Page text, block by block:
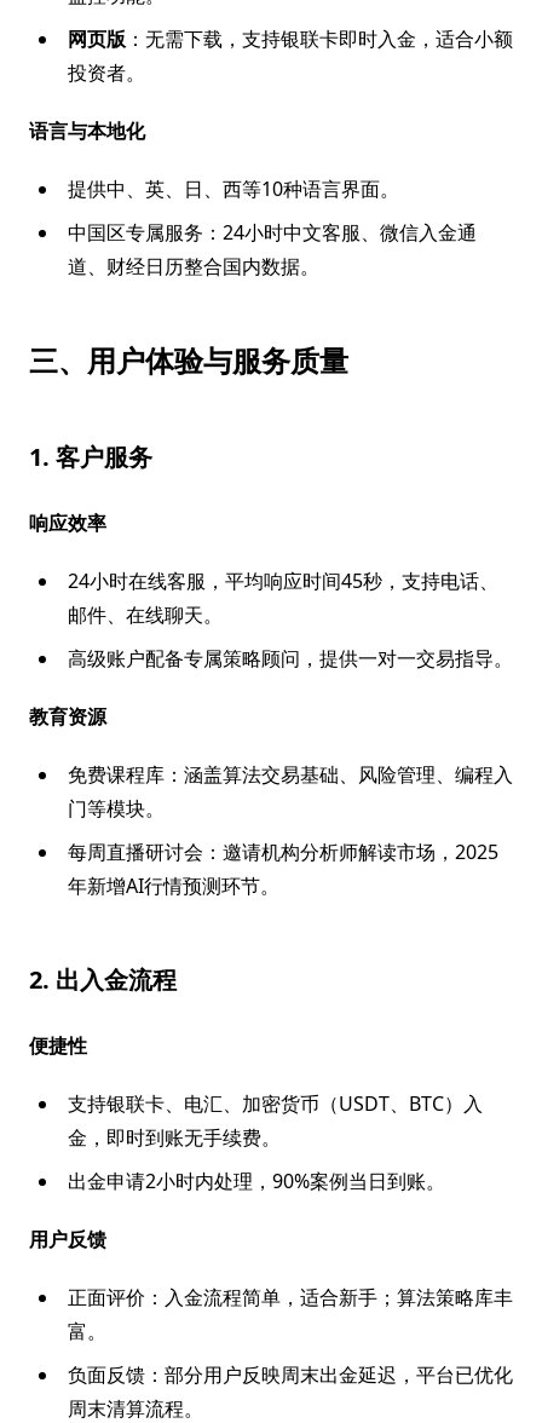
网页版 ：无需下载，支持银联卡即时入金，适合小额
投资者。
语言与本地化
提供中、英、日、西等10种语言界面。
中国区专属服务：24小时中文客服、微信入金通
道、财经日历整合国内数据。
三、用户体验与服务质量
1. 客户服务
响应效率
24小时在线客服，平均响应时间45秒，支持电话、
邮件、在线聊天。
高级账户配备专属策略顾问，提供一对一交易指导。
教育资源
免费课程库：涵盖算法交易基础、风险管理、编程入
门等模块。
每周直播研讨会：邀请机构分析师解读市场，2025
年新增AI行情预测环节。
2. 出入金流程
便捷性
支持银联卡、电汇、加密货币（USDT、BTC）入
金，即时到账无手续费。
出金申请2小时内处理，90%案例当日到账。
用户反馈
正面评价：入金流程简单，适合新手；算法策略库丰
富。
负面反馈：部分用户反映周末出金延迟，平台已优化
周末清算流程。